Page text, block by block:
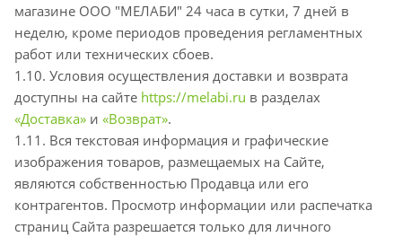
магазине ООО "МЕЛАБИ" 24 часа в сутки, 7 дней в
неделю, кроме периодов проведения регламентных
работ или технических сбоев.
1.10. Условия осуществления доставки и возврата
доступны на сайте https://melabi.ru в разделах
«Доставка» и «Возврат».
1.11. Вся текстовая информация и графические
изображения товаров, размещаемых на Сайте,
являются собственностью Продавца или его
контрагентов. Просмотр информации или распечатка
страниц Сайта разрешается только для личного